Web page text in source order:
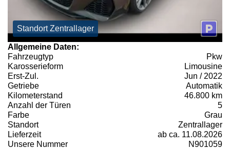
Standort Zentrallager
Allgemeine Daten:
Fahrzeugtyp
Pkw
Karosserieform
Limousine
Erst-Zul.
Jun / 2022
Getriebe
Automatik
Kilometerstand
46.800 km
Anzahl der Türen
5
Farbe
Grau
Standort
Zentrallager
Lieferzeit
ab ca. 11.08.2026
Unsere Nummer
N901059